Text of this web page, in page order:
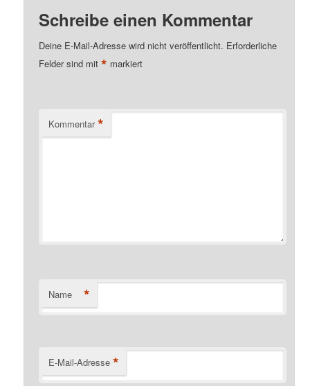
Schreibe einen Kommentar
Deine E-Mail-Adresse wird nicht veröffentlicht. Erforderliche
Felder sind mit* markiert
Kommentar *
Name *
E-Mail-Adresse *